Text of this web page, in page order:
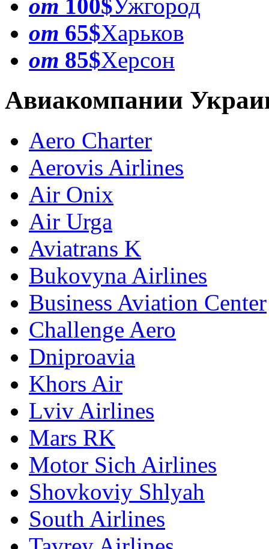
от 100$Ужгород
от 65$Харьков
от 85$Херсон
Авиакомпании
Aero Charter
Aerovis Airlines
Air Onix
Air Urga
Aviatrans K
Bukovyna Airlines
Business Aviation Center
Challenge Aero
Dniproavia
Khors Air
Lviv Airlines
Mars RK
Motor Sich Airlines
Shovkoviy Shlyah
South Airlines